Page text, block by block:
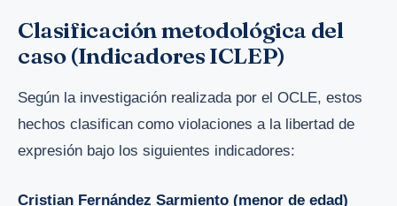
Clasificación metodológica del
caso (Indicadores ICLEP)
Según la investigación realizada por el OCLE, estos
hechos clasifican como violaciones a la libertad de
expresión bajo los siguientes indicadores:
Cristian Fernández Sarmiento (menor de edad)